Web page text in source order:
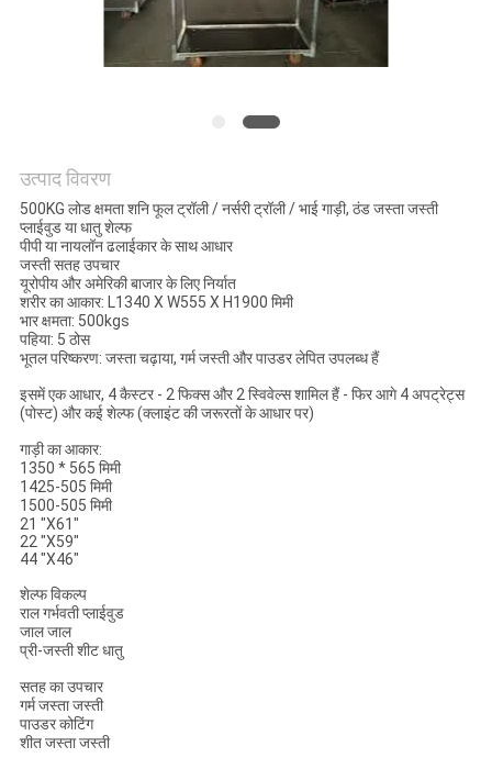
PRIVACY
POLICY
उत्पाद विवरण
500KG लोड क्षमता शनि फूल ट्रॉली / नर्सरी ट्रॉली / भाई गाड़ी, ठंड जस्ता जस्ती
प्लाईवुड या धातु शेल्फ
पीपी या नायलॉन ढलाईकार के साथ आधार
जस्ती सतह उपचार
यूरोपीय और अमेरिकी बाजार के लिए निर्यात
शरीर का आकार: L1340 X W555 X H1900 मिमी
भार क्षमता: 500kgs
पहिया: 5 ठोस
भूतल परिष्करण: जस्ता चढ़ाया, गर्म जस्ती और पाउडर लेपित उपलब्ध हैं
इसमें एक आधार, 4 कैस्टर - 2 फिक्स और 2 स्विवेल्स शामिल हैं - फिर आगे 4 अपट्रेट्स
(पोस्ट) और कई शेल्फ (क्लाइंट की जरूरतों के आधार पर)
गाड़ी का आकार:
1350 * 565 मिमी
1425-505 मिमी
1500-505 मिमी
21 "X61"
22 "X59"
44 "X46"
शेल्फ विकल्प
राल गर्भवती प्लाईवुड
जाल जाल
प्री-जस्ती शीट धातु
सतह का उपचार
गर्म जस्ता जस्ती
पाउडर कोटिंग
शीत जस्ता जस्ती